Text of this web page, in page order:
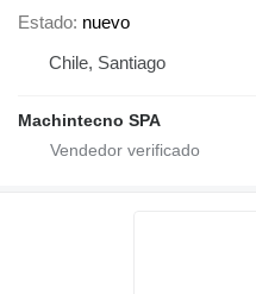
Estado nuevo
Chile, Santiago
Machintecno SPA